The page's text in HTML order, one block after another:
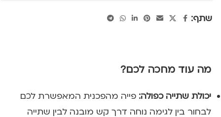
שתף:
מה עוד מחכה לכם?
יכולת שתייה כפולה: פייה מהפכנית המאפשרת לכם
לבחור בין לגימה נוחה דרך קש מובנה לבין שתייה